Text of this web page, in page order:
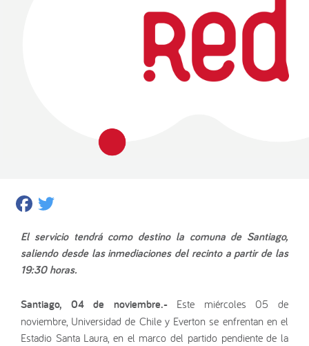
Facebook
El servicio tendrá como destino la comuna de Santiago,
saliendo desde las inmediaciones del recinto a partir de las
19:30 horas.
Santiago, 04 de noviembre.- Este miércoles 05 de
noviembre, Universidad de Chile y Everton se enfrentan en el
Estadio Santa Laura, en el marco del partido pendiente de la